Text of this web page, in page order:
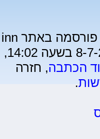
כתבה זאת פורסמה באתר inn
הכתבה, חזרה
.